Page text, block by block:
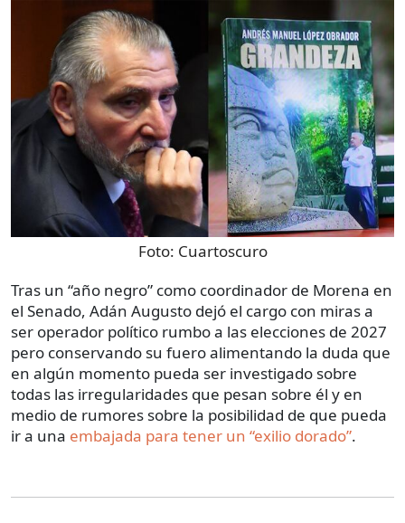
Foto: Cuartoscuro
Tras un “año negro” como coordinador de Morena en
el Senado, Adán Augusto dejó el cargo con miras a
ser operador político rumbo a las elecciones de 2027
pero conservando su fuero alimentando la duda que
en algún momento pueda ser investigado sobre
todas las irregularidades que pesan sobre él y en
medio de rumores sobre la posibilidad de que pueda
ir a una embajada para tener un “exilio dorado”.